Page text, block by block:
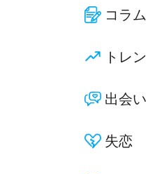
コラム
トレ
出会い
失恋